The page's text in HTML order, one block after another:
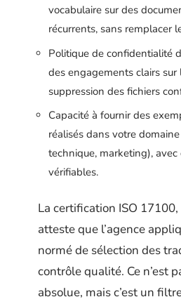
vocabulaire sur des
récurrents, sans remplacer
Politique de confidentialité
des engagements clairs sur
suppression des fichiers
Capacité à fournir des
réalisés dans votre
technique, marketing), avec
vérifiables.
La certification ISO
atteste que l’agence
normé de sélection des
contrôle qualité. Ce n’est
absolue, mais c’est un